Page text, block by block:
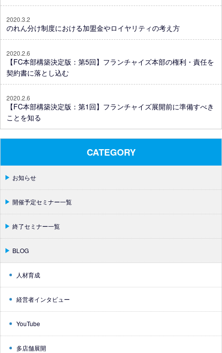
2020.3.2
のれん分け制度における加盟金やロイヤリティの考え方
2020.2.6
【FC本部構築決定版：第5回】フランチャイズ本部の権利・責任を
契約書に落とし込む
2020.2.6
【FC本部構築決定版：第1回】フランチャイズ展開前に準備すべき
ことを知る
CATEGORY
お知らせ
開催予定セミナー一覧
終了セミナー一覧
BLOG
人材育成
経営者インタビュー
YouTube
多店舗展開